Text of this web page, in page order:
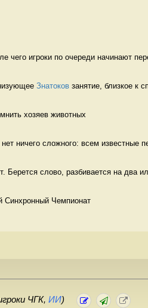
чего игроки по очереди начинают
Знатоков занятие, близкое к
хозяев животных
ничего сложного: всем известные
Берется слово, разбивается на два
Синхронный Чемпионат
ЧГК, ИИ)